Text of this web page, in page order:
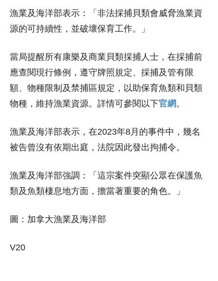
漁業及海洋部表示：「非法採捕貝類會威脅漁業資
源的可持續性，並破壞保育工作。」
當局提醒所有康樂及商業貝類採捕人士，在採捕前
應查閱現行條例，遵守牌照規定、採捕及管有限
額、物種限制及禁捕區規定，以助保育魚類和貝類
物種，維持漁業資源。詳情可參閱以下官網。
漁業及海洋部表示，在2023年8月的事件中，幾名
被告曾沒有依期出庭，法院因此發出拘捕令。
漁業及海洋部強調：「這宗案件突顯公眾在保護魚
類及魚類棲息地方面，擔當著重要的角色。」
圖：加拿大漁業及海洋部
V20